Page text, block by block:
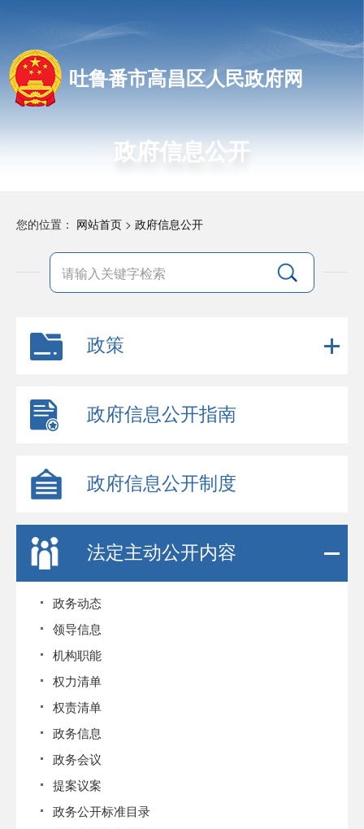
吐鲁番市高昌区人民政府网
政府信息公开
您的位置： 网站首页 > 政府信息公开
政策
政府信息公开指南
政府信息公开制度
法定主动公开内容
政务动态
领导信息
机构职能
权力清单
权责清单
政务信息
政务会议
提案议案
政务公开标准目录